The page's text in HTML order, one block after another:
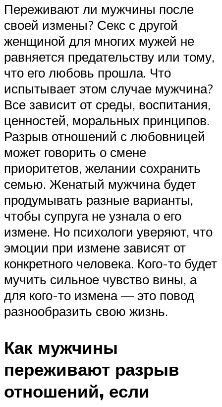
Переживают ли мужчины после
своей измены? Секс с другой
женщиной для многих мужей не
равняется предательству или тому,
что его любовь прошла. Что
испытывает этом случае мужчина?
Все зависит от среды, воспитания,
ценностей, моральных принципов.
Разрыв отношений с любовницей
может говорить о смене
приоритетов, желании сохранить
семью. Женатый мужчина будет
продумывать разные варианты,
чтобы супруга не узнала о его
измене. Но психологи уверяют, что
эмоции при измене зависят от
конкретного человека. Кого-то будет
мучить сильное чувство вины, а
для кого-то измена — это повод
разнообразить свою жизнь.
Как мужчины
переживают разрыв
отношений, если